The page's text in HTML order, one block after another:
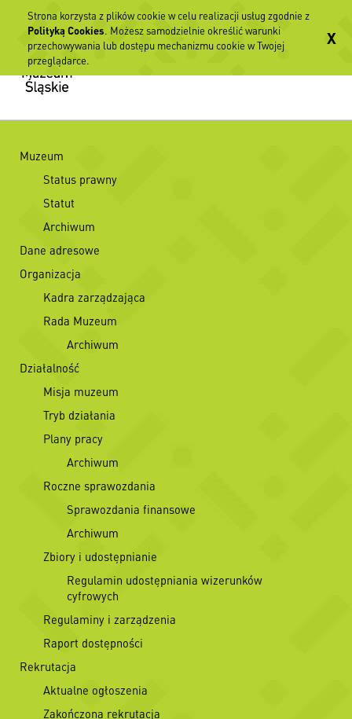
Muzeum
Status prawny
Statut
Archiwum
Dane adresowe
Organizacja
Kadra zarządzająca
Rada Muzeum
Archiwum
Działalność
Misja muzeum
Tryb działania
Plany pracy
Archiwum
Roczne sprawozdania
Sprawozdania finansowe
Archiwum
Zbiory i udostępnianie
Regulamin udostępniania wizerunków
cyfrowych
Regulaminy i zarządzenia
Raport dostępności
Rekrutacja
Aktualne ogłoszenia
Zakończona rekrutacja
Strona korzysta z plików cookie w celu realizacji usług zgodnie z
Polityką Cookies. Możesz samodzielnie określić warunki
przechowywania lub dostępu mechanizmu cookie w Twojej
przeglądarce.
X